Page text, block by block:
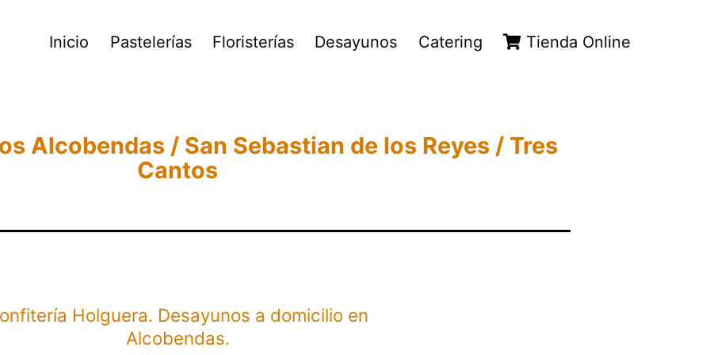
Inicio Pastelerías Floristerías Desayunos Catering Tienda Online
Alcobendas / San Sebastian de los Reyes / Tres
Cantos
Holguera. Desayunos a domicilio en
Alcobendas.